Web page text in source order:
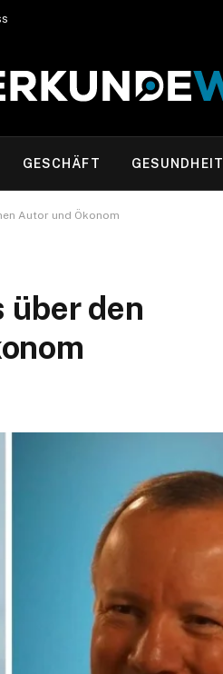
GESCHÄFT GESUNDHEIT
Autor und Ökonom
über den